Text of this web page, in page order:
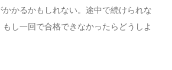
かるかもしれない。途中で続けられな
もし一回で合格できなかったらどうしよ